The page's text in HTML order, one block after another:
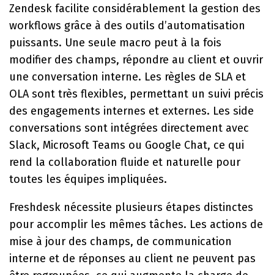
Zendesk facilite considérablement la gestion des
workflows grâce à des outils d’automatisation
puissants. Une seule macro peut à la fois
modifier des champs, répondre au client et ouvrir
une conversation interne. Les règles de SLA et
OLA sont très flexibles, permettant un suivi précis
des engagements internes et externes. Les side
conversations sont intégrées directement avec
Slack, Microsoft Teams ou Google Chat, ce qui
rend la collaboration fluide et naturelle pour
toutes les équipes impliquées.
Freshdesk nécessite plusieurs étapes distinctes
pour accomplir les mêmes tâches. Les actions de
mise à jour des champs, de communication
interne et de réponses au client ne peuvent pas